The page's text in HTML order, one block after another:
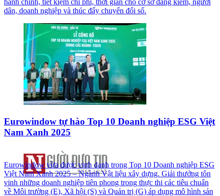
hành chính, tiết kiệm chi phí, thời gian cho cơ sở đăng kiểm, người
dân, doanh nghiệp và thúc đẩy chuyển đổi số.
Eurowindow tự hào Top 10 Doanh nghiệp ESG Việt
Nam Xanh 2025
Eurowindow vừa được vinh danh trong Top 10 Doanh nghiệp ESG
Việt Nam Xanh 2025 – Ngành Vật liệu xây dựng. Giải thưởng tôn
vinh những doanh nghiệp tiên phong trong thực thi các tiêu chuẩn
về Môi trường (E), Xã hội (S) và Quản trị (G) áp dụng mô hình sản